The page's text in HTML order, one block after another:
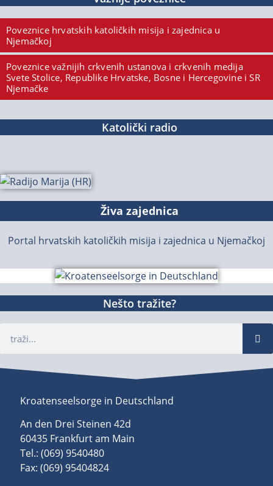
Poveznice hrvatskih katoličkih misija i zajednica u
Njemačkoj
Poveznice važnijih crkvenih ustanova i crkvenih medija
Svete Stolice, Republike Hrvatske, Bosne i Hercegovine i SR
Njemačke
Katolički radio
Živa zajednica
Portal hrvatskih katoličkih misija i zajednica u Njemačkoj
Nešto tražite?
Kroatenseelsorge in Deutschland
An den Drei Steinen 42d
60435 Frankfurt am Main
Tel.: (069) 9540480
Fax: (069) 95404824